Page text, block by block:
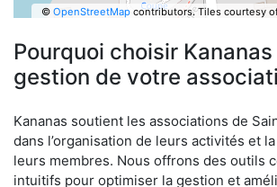
© OpenStreetMapcontributors. Tiles courtesy
Pourquoi choisir
gestion de votre
Kananas soutient les associations de
dans l’organisation de leurs activités et
leurs membres. Nous offrons des outils
intuitifs pour optimiser la gestion et